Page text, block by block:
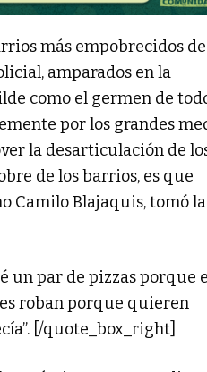
más empobrecidos de
amparados en la
como el germen de
por los grandes
la desarticulación de
de los barrios, es que
Camilo Blajaquis, tomó la
un par de pizzas porque
roban porque quieren
[/quote_box_right]